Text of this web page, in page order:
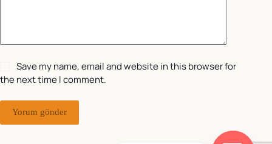
Save my name, email and website in this browser for
the next time I comment.
Yorum gönder